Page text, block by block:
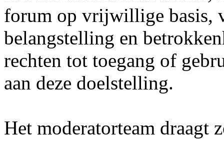
forum op vrijwillige basis,
belangstelling en
rechten tot toegang of
aan deze doelstelling.
Het moderatorteam draagt